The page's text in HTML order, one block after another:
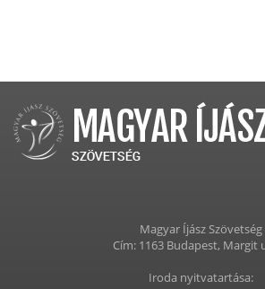
Magyar Íjász Szövetség
Cím: 1163 Budapest, Margit
Iroda nyitvatartása: